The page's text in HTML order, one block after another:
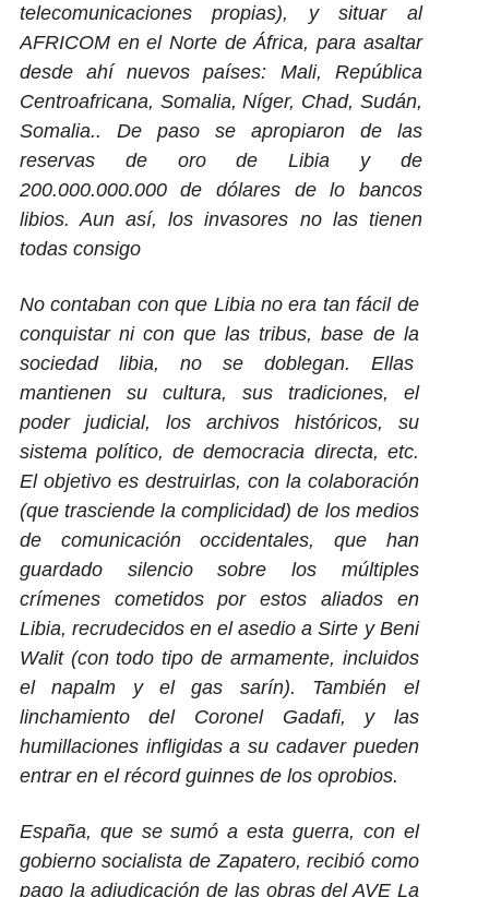
telecomunicaciones propias), y situar al
AFRICOM en el Norte de África, para asaltar
desde ahí nuevos países: Mali, República
Centroafricana, Somalia, Níger, Chad, Sudán,
Somalia.. De paso se apropiaron de las
reservas de oro de Libia y de
200.000.000.000 de dólares de lo bancos
libios. Aun así, los invasores no las tienen
todas consigo
No contaban con que Libia no era tan fácil de
conquistar ni con que las tribus, base de la
sociedad libia, no se doblegan. Ellas
mantienen su cultura, sus tradiciones, el
poder judicial, los archivos históricos, su
sistema político, de democracia directa, etc.
El objetivo es destruirlas, con la colaboración
(que trasciende la complicidad) de los medios
de comunicación occidentales, que han
guardado silencio sobre los múltiples
crímenes cometidos por estos aliados en
Libia, recrudecidos en el asedio a Sirte y Beni
Walit (con todo tipo de armamente, incluidos
el napalm y el gas sarín). También el
linchamiento del Coronel Gadafi, y las
humillaciones infligidas a su cadaver pueden
entrar en el récord guinnes de los oprobios.
España, que se sumó a esta guerra, con el
gobierno socialista de Zapatero, recibió como
pago la adjudicación de las obras del AVE La